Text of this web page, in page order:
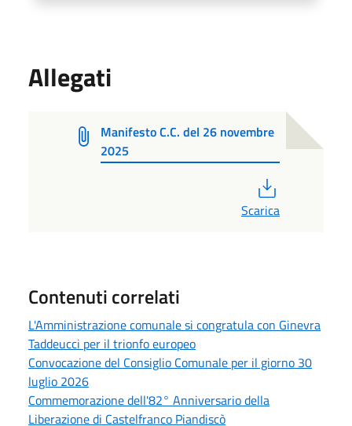
Allegati
Manifesto C.C. del 26 novembre
2025
Scarica
Contenuti correlati
L'Amministrazione comunale si congratula con Ginevra
Taddeucci per il trionfo europeo
Convocazione del Consiglio Comunale per il giorno 30
luglio 2026
Commemorazione dell'82° Anniversario della
Liberazione di Castelfranco Piandiscò